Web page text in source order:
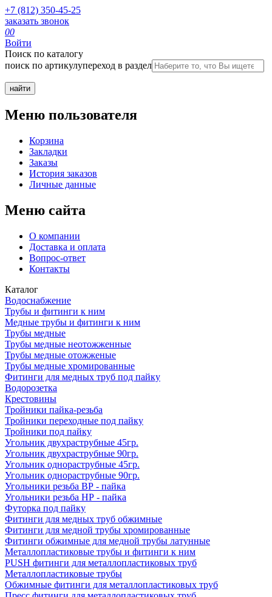
+7 (812) 350-45-25
заказать звонок
00
Войти
Поиск по каталогу
поиск по артикулупереход в раздел
Меню пользователя
Корзина
Закладки
Заказы
История заказов
Личные данные
Меню сайта
О компании
Доставка и оплата
Вопрос-ответ
Контакты
Каталог
Водоснабжение
Трубы и фитинги к ним
Медные трубы и фитинги к ним
Трубы медные
Трубы медные неотожженные
Трубы медные отожженые
Трубы медные хромированные
Фитинги для медных труб под пайку
Водорозетка
Крестовины
Тройники пайка-резьба
Тройники переходные под пайку
Тройники под пайку
Угольник двухраструбные 45гр.
Угольник двухраструбные 90гр.
Угольник однораструбные 45гр.
Угольник однораструбные 90гр.
Угольники резьба ВР - пайка
Угольники резьба НР - пайка
Футорка под пайку
Фитинги для медных труб обжимные
Фитинги для медной трубы хромированные
Фитинги обжимные для медной трубы латунные
Металлопластиковые трубы и фитинги к ним
PUSH фитинги для металлопластиковых труб
Металлопластиковые трубы
Обжимные фитинги для металлопластиковых труб